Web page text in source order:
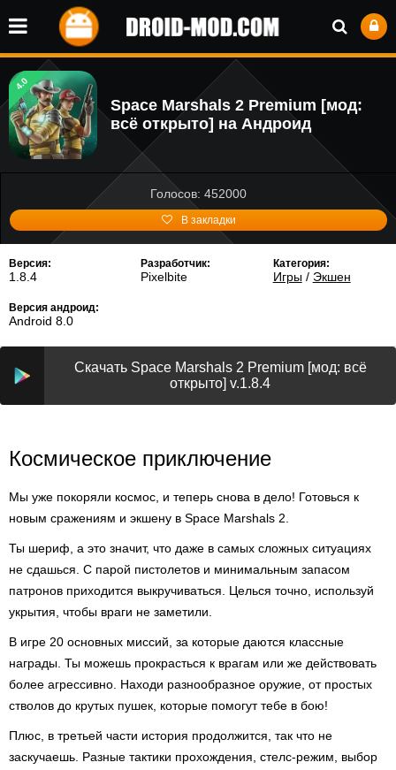
4.0
Space Marshals 2 Premium [мод:
всё открыто] на Андроид
Голосов: 452000
В закладки
Версия:
1.8.4
Разработчик:
Pixelbite
Категория:
Игры/ Экшен
Версия андроид:
Android 8.0
Скачать Space Marshals 2 Premium [мод: всё
открыто] v.1.8.4
Космическое приключение
Мы уже покоряли космос, и теперь снова в дело! Готовься к
новым сражениям и экшену в Space Marshals 2.
Ты шериф, а это значит, что даже в самых сложных ситуациях
не сдашься. С парой пистолетов и минимальным запасом
патронов приходится выкручиваться. Целься точно, используй
укрытия, чтобы враги не заметили.
В игре 20 основных миссий, за которые даются классные
награды. Ты можешь прокрасться к врагам или же действовать
более агрессивно. Находи разнообразное оружие, от простых
стволов до крутых пушек, которые помогут тебе в бою!
Плюс, в третьей части история продолжится, так что не
заскучаешь. Разные тактики прохождения, стелс-режим, выбор